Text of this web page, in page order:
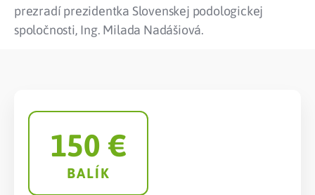
prezradí prezidentka Slovenskej podologickej
spoločnosti, Ing. Milada Nadášiová.
BALÍK
150 €